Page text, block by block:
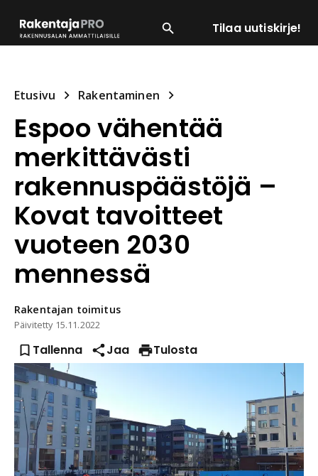
Tilaa uutiskirje!
Etusivu Rakentaminen
Espoo vähentää
merkittävästi
rakennuspäästöjä –
Kovat tavoitteet
vuoteen 2030
mennessä
Rakentajan toimitus
Päivitetty 15.11.2022
Tallenna Jaa Tulosta